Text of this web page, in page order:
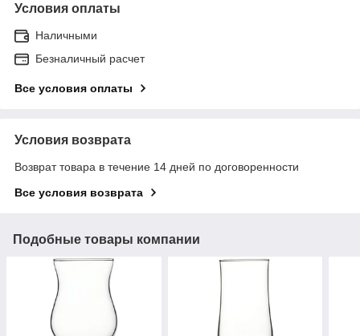
Условия оплаты
Наличными
Безналичный расчет
Все условия оплаты
Условия возврата
Возврат товара в течение 14 дней по договоренности
Все условия возврата
Подобные товары компании